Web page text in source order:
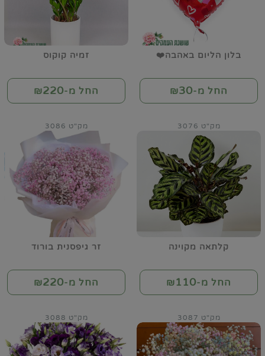
בלון הליום באהבה❤️
החל מ-₪30
זמיה קוקוס
החל מ-₪220
קלתאה מקוינה
מק"ט 3076
החל מ-₪110
זר גיפסנית בורוד
מק"ט 3086
החל מ-₪220
מק"ט 3087 מק"ט 3088